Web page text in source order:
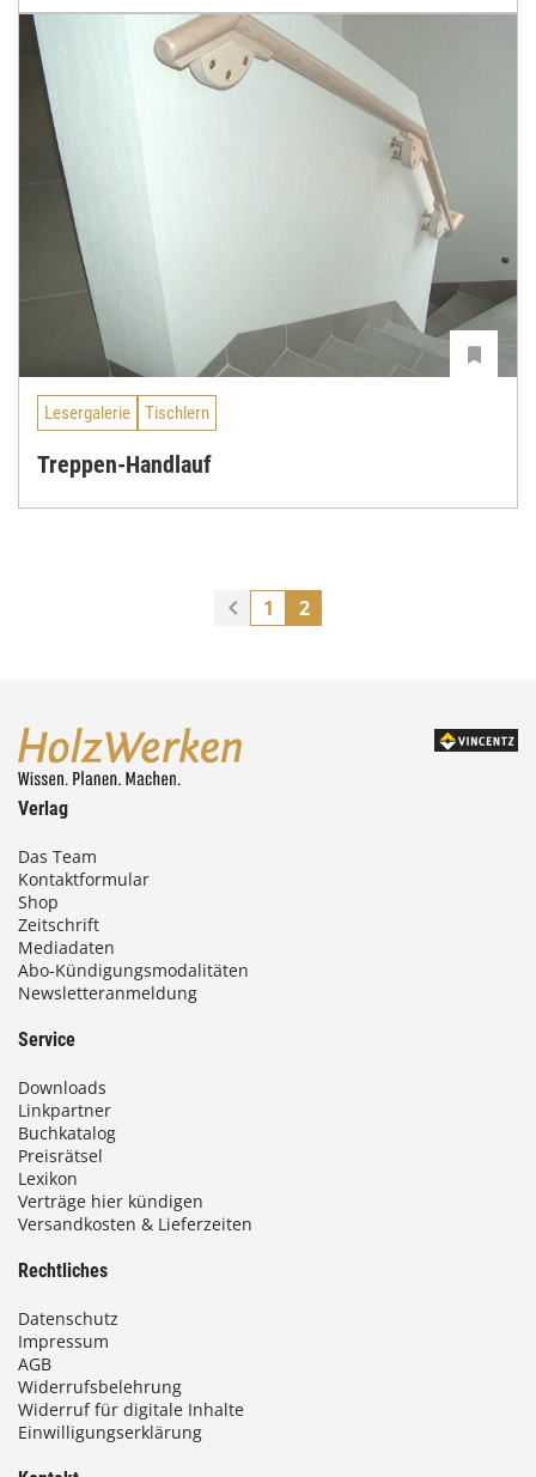
Lesergalerie Tischlern
Treppen-Handlauf
1 2
Verlag
Das Team
Kontaktformular
Shop
Zeitschrift
Mediadaten
Abo-Kündigungsmodalitäten
Newsletteranmeldung
Service
Downloads
Linkpartner
Buchkatalog
Preisrätsel
Lexikon
Verträge hier kündigen
Versandkosten & Lieferzeiten
Rechtliches
Datenschutz
Impressum
AGB
Widerrufsbelehrung
Widerruf für digitale Inhalte
Einwilligungserklärung